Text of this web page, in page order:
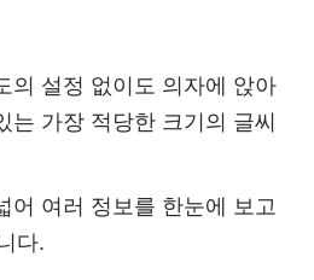
의 설정 없이도 의자에 앉아
는 가장 적당한 크기의 글씨
어 여러 정보를 한눈에 보고
다.